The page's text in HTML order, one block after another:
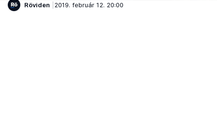
Röviden 2019. február 12. 20:00